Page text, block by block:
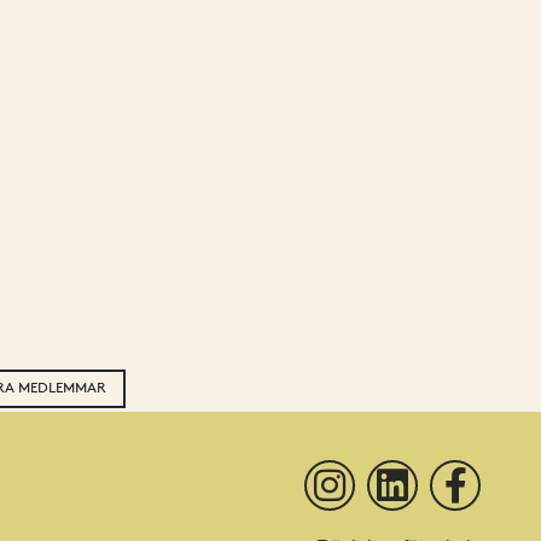
MEDLEMMAR